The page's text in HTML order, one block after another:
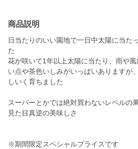
商品説明
日当たりのいい園地で一日中太陽に当た
た
花が咲いて1年以上太陽に当たり、雨や
い点や茶色いしみがいっぱいありますが
しいく育ちました
スーパーとかでは絶対買わないレベルの
見た目真逆の美味しさ
※期間限定スペシャルプライスです